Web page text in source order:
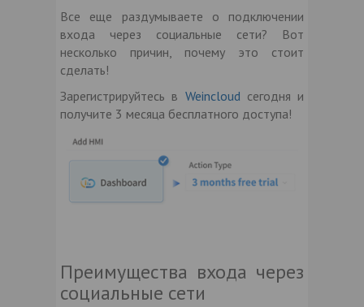
Все еще раздумываете о подключении
входа через социальные сети? Вот
несколько причин, почему это стоит
сделать!
Зарегистрируйтесь в Weincloud сегодня и
получите 3 месяца бесплатного доступа!
Преимущества входа через
социальные сети